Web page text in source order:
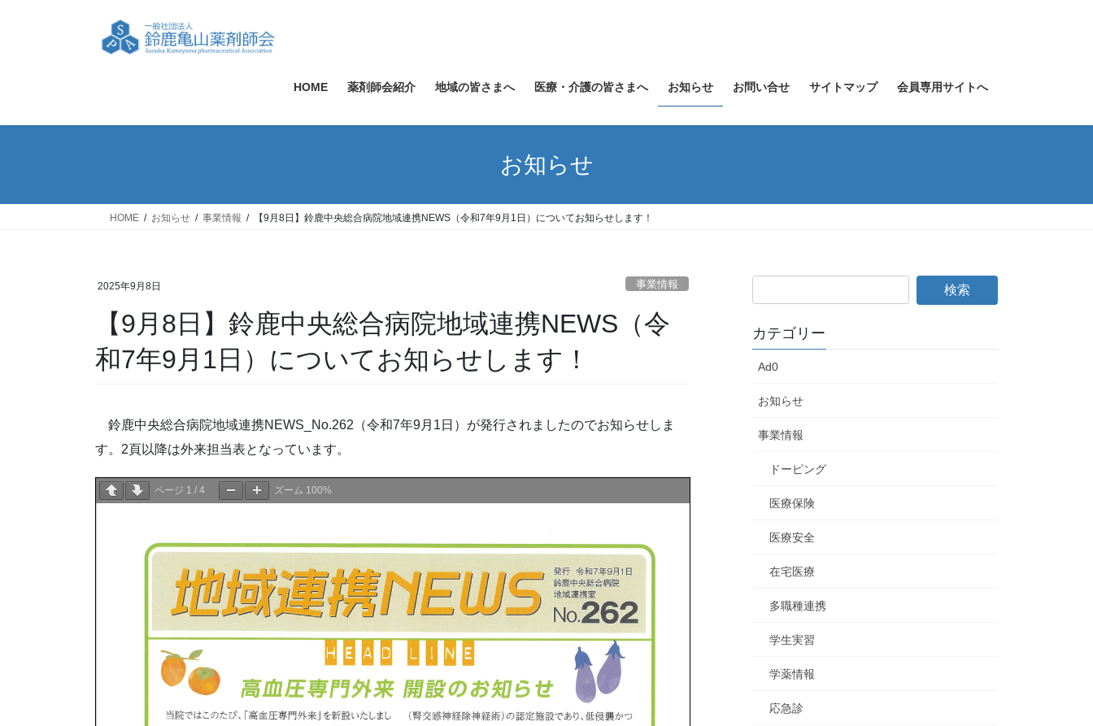
ス
ン
HOME 薬剤師会紹介 地域の皆さまへ 医療・介護の皆さまへ お知らせ お問い合せ サイトマップ 会員専用サイトへ
お知らせ
HOME お知らせ 事業情報 【9月8日】鈴鹿中央総合病院地域連携NEWS（令和7年9月1日）についてお知らせします！
2025年9月8日 事業情報
【9月8日】鈴鹿中央総合病院地域連携NEWS（令
和7年9月1日）についてお知らせします！
鈴鹿中央総合病院地域連携NEWS_No.262（令和7年9月1日）が発行されましたのでお知らせしま
す。2頁以降は外来担当表となっています。
ページ 1 / 4 ズーム 100%
カテゴリー
Ad0
お知らせ
事業情報
ドーピング
医療保険
医療安全
在宅医療
多職種連携
学生実習
学薬情報
応急診